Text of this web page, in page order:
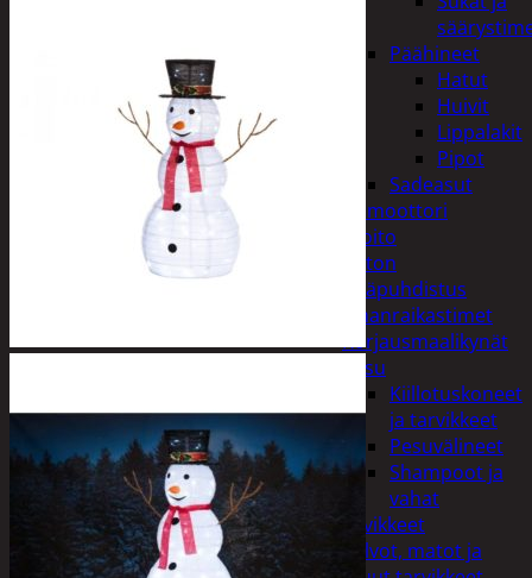
Päähineet
Hatut
Huivit
Lippalakit
Pipot
Sadeasut
Auto, vene ja moottori
Autonhoito
Auton
sisäpuhdistus
Ilmanraikastimet
Korjausmaalikynät
Pesu
Kiillotuskoneet
ja tarvikkeet
Pesuvälineet
Shampoot ja
vahat
Autotarvikkeet
Kalvot, matot ja